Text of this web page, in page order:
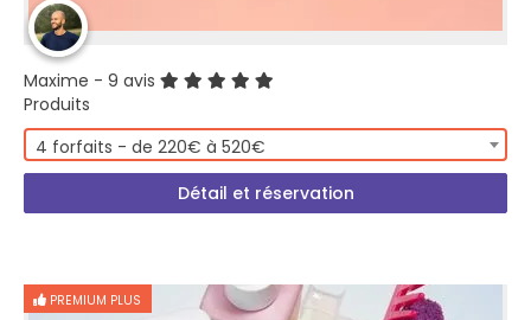
Maxime - 9 avis
Produits
4 forfaits - de 220€ à 520€
Détail et réservation
PREMIUM PLUS